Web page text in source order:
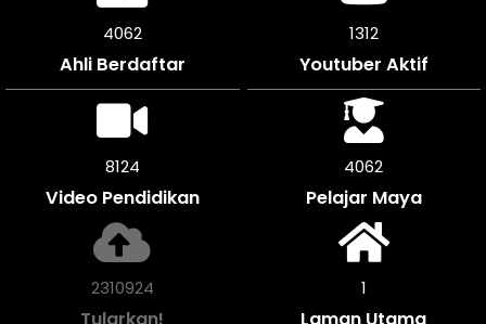
4512
Ahli Berdaftar
1312
Youtuber Aktif
9018
Video Pendidikan
4509
Pelajar Maya
2567124
Tularkan!
1
Laman Utama